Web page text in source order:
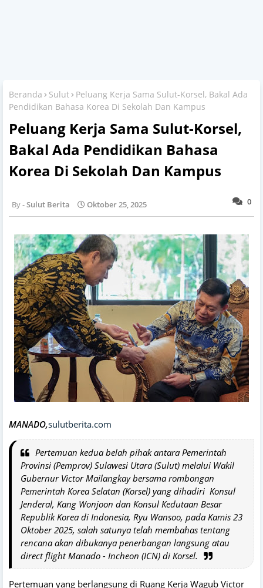
Beranda Sulut
Peluang Kerja Sama Sulut-Korsel, Bakal Ada
Pendidikan Bahasa Korea Di Sekolah Dan Kampus
Peluang Kerja Sama Sulut-Korsel,
Bakal Ada Pendidikan Bahasa
Korea Di Sekolah Dan Kampus
0
Sulut Berita Oktober 25, 2025
MANADO,sulutberita.com
Pertemuan kedua belah pihak antara Pemerintah
Provinsi (Pemprov) Sulawesi Utara (Sulut) melalui Wakil
Gubernur Victor Mailangkay bersama rombongan
Pemerintah Korea Selatan (Korsel) yang dihadiri Konsul
Jenderal, Kang Wonjoon dan Konsul Kedutaan Besar
Republik Korea di Indonesia, Ryu Wansoo, pada Kamis 23
Oktober 2025, salah satunya telah membahas tentang
rencana akan dibukanya penerbangan langsung atau
direct flight Manado - Incheon (ICN) di Korsel.
Pertemuan yang berlangsung di Ruang Kerja Wagub Victor